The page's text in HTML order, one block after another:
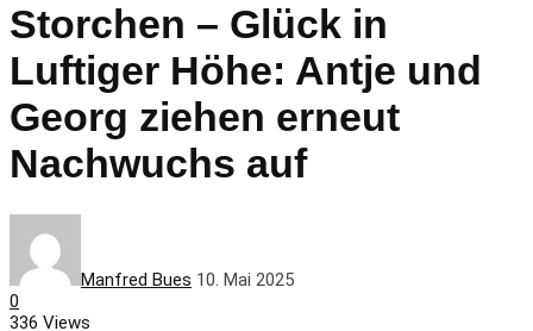
Storchen – Glück in
Luftiger Höhe: Antje und
Georg ziehen erneut
Nachwuchs auf
Manfred Bues 10. Mai 2025
0
336 Views